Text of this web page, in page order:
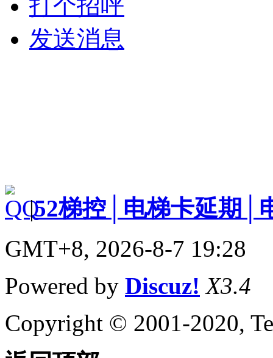
打个招呼
发送消息
|52梯控│电梯卡延期│
GMT+8, 2026-8-7 19:28
Powered by Discuz! X3.4
Copyright © 2001-2020,